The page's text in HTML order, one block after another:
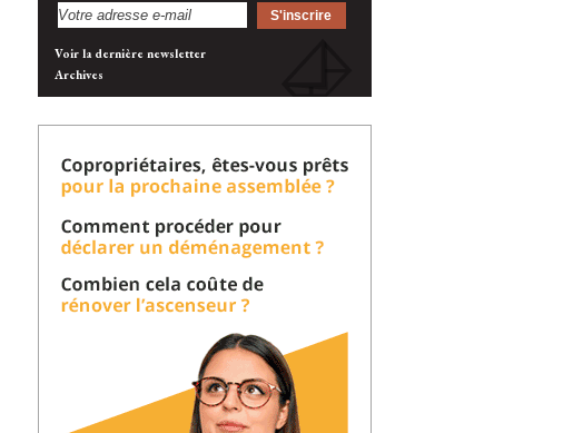
Voir la dernière newsletter
Archives